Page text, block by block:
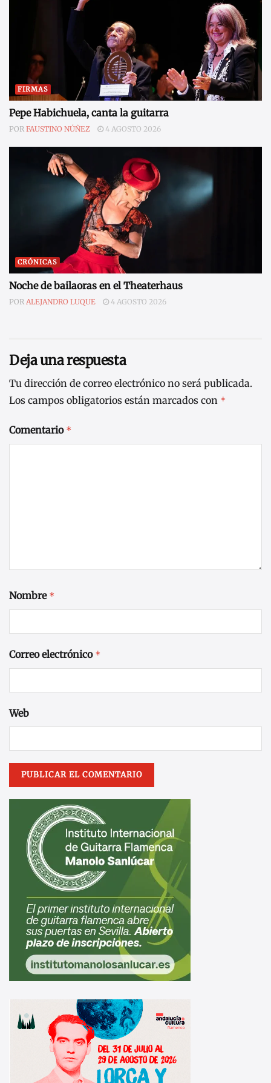
FIRMAS
Pepe Habichuela, canta la guitarra
POR FAUSTINO NÚÑEZ 4 AGOSTO 2026
CRÓNICAS
Noche de bailaoras en el Theaterhaus
POR ALEJANDRO LUQUE 4 AGOSTO 2026
Deja una respuesta
Tu dirección de correo electrónico no será publicada.
Los campos obligatorios están marcados con *
Comentario *
Nombre *
Correo electrónico *
Web